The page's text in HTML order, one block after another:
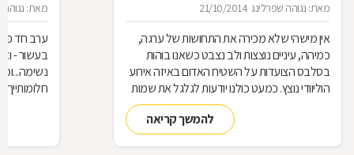
מאת: נגוהה שפרלינג 21/10/2014
אין מישהי שלא מכירה את התחושות של ערגה,
כמיהה, עיניים נוצצות ולב נצבט כשאנו בוהות
בסלבס הצועדות על השטיח האדום באיזה אירוע
הוליוודי נוצץ. כמעט כולנו יודעות לגלגל את שמות
המעצבים, אחרות מכירות בדיוק את הדגמים
השונים של הקולקציות הכי שוות ומרביתנו רק
יכולות לחלום שאחת מהשמלות תקשט את גופנו.
להמשך קריאה
מאת: נגוהה
ערב חד
בעשור -